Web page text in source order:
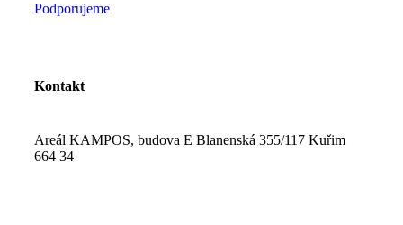
Podporujeme
Kontakt
Areál KAMPOS, budova E Blanenská 355/117 Kuřim
664 34